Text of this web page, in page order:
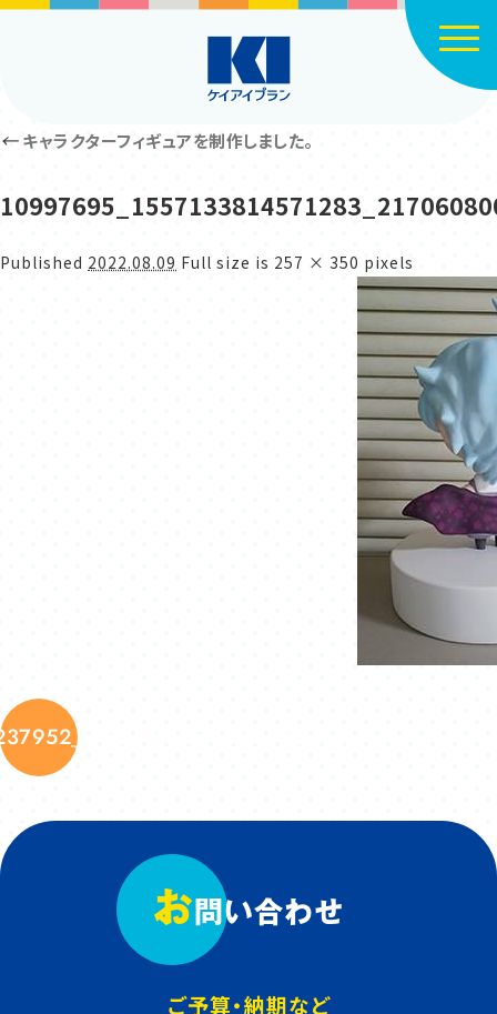
Click
←キャラクターフィギュアを制作しました。
Published 2022.08.09 Full size is 257 × 350 pixels
お 問い合わせ
ご予算・納期など